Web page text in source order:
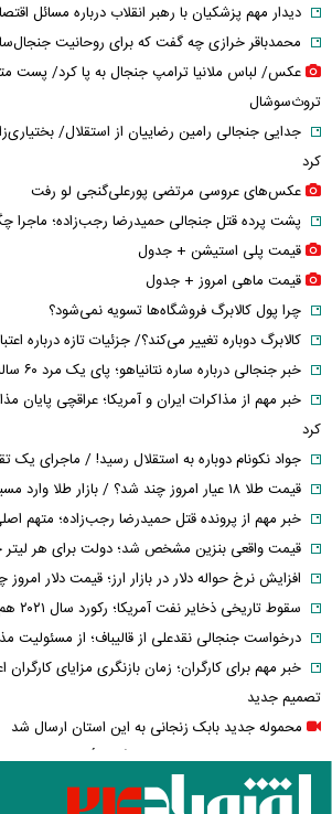
دیدار مهم پزشکیان با رهبر انقلاب درباره مسائل
محمدباقر خرازی چه گفت که برای روحانیت
عکس/ لباس ملانیا ترامپ جنجال به پا کرد/ پست
تروث‌سوشال
جدایی جنجالی رامین رضاییان از استقلال/
کرد
عکس‌های عروسی مرتضی پورعلی‌گنجی لو رفت
پشت پرده قتل جنجالی حمیدرضا رجب‌زاده؛ ماجرا
قیمت پلی استیشن + جدول
قیمت ماهی امروز + جدول
چرا پول کالابرگ فروشگاه‌ها تسویه نمی‌شود؟
کالابرگ دوباره تغییر می‌کند؟/ جزئیات تازه درباره
خبر جنجالی درباره ساره نتانیاهو؛ پای یک مرد ۶۰ ساله در میان است
خبر مهم از مذاکرات ایران و آمریکا؛ عراقچی پایان
کرد
جواد نکونام دوباره به استقلال رسید! / ماجرای یک
قیمت طلا ۱۸ عیار امروز چند شد؟ / بازار طلا وارد مسیر کاهشی شد
خبر مهم از پرونده قتل حمیدرضا رجب‌زاده؛ متهم
قیمت واقعی بنزین مشخص شد؛ دولت برای هر لیتر
افزایش نرخ حواله دلار در بازار ارز؛ قیمت دلار
سقوط تاریخی ذخایر نفت آمریکا؛ رکورد سال ۲۰۲۱ هم شکسته شد
درخواست جنجالی نقدعلی از قالیباف؛ از مسئولیت
خبر مهم برای کارگران؛ زمان بازنگری مزایای
تصمیم جدید
محموله جدید بابک زنجانی به این استان ارسال شد
زمان پرداخت معوقات بازنشستگان تأمین اجتماعی؛
اردیبهشت چه زمانی واریز می‌شود؟